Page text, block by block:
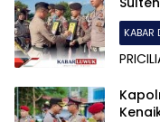
KABAR